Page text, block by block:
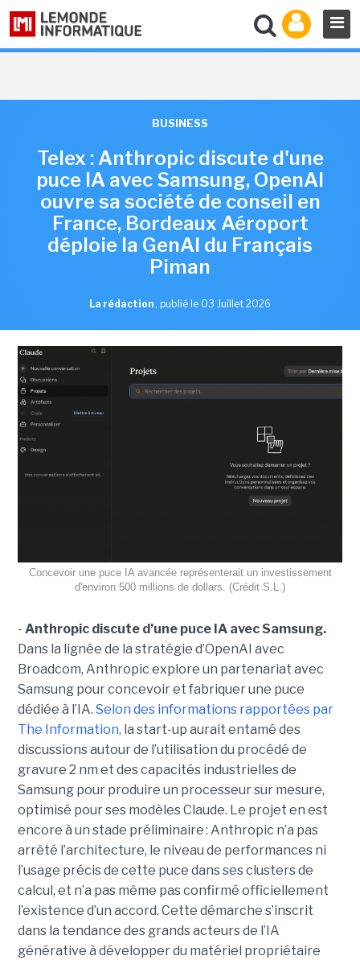
BUSINESS
Telex : Anthropic discute d'une
puce IA avec Samsung, OpenAI
ouvre sa société de conseil en
France, Bordeaux Aéroport
déploie la GenAI du Français
Piman
La rédaction , publié le 03 Juillet 2026
Concevoir une puce IA avancée représenterait un investissement
d'environ 500 millions de dollars. (Crédit S.L.)
- Anthropic discute d’une puce IA avec Samsung.
Dans la lignée de la stratégie d’OpenAI avec
Broadcom, Anthropic explore un partenariat avec
Samsung pour concevoir et fabriquer une puce
dédiée à l’IA. Selon des informations rapportées par
The Information, la start-up aurait entamé des
discussions autour de l’utilisation du procédé de
gravure 2 nm et des capacités industrielles de
Samsung pour produire un processeur sur mesure,
optimisé pour ses modèles Claude. Le projet en est
encore à un stade préliminaire : Anthropic n’a pas
arrêté l’architecture, le niveau de performances ni
l’usage précis de cette puce dans ses clusters de
calcul, et n’a pas même pas confirmé officiellement
l’existence d’un accord. Cette démarche s’inscrit
dans la tendance des grands acteurs de l’IA
générative à développer du matériel propriétaire